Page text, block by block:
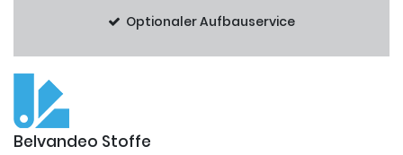
Optionaler Aufbauservice
Belvandeo Stoffe